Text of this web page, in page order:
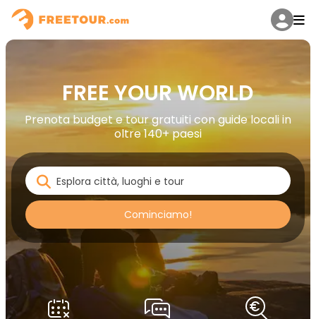
FREE YOUR WORLD
Prenota budget e tour gratuiti con guide locali in
oltre 140+ paesi
Cominciamo!